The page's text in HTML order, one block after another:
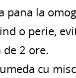
pana la
o perie,
2 ore.
cu